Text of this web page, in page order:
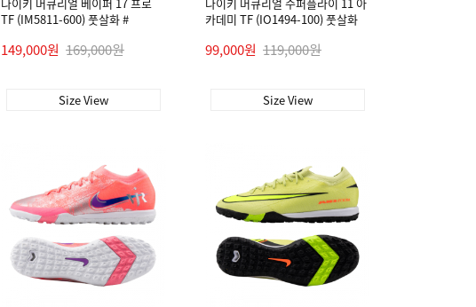
TF (IM5811-600) 풋살화 #
149,000원 169,000원
Size View
카데미 TF (IO1494-100) 풋살화
99,000원 119,000원
Size View